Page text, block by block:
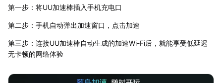
第一步：将UU加速棒插入手机充电口
第二步：手机自动弹出加速窗口，点击加速
第三步：连接UU加速棒自动生成的加速Wi-Fi后，就能享受低延迟
无卡顿的网络体验